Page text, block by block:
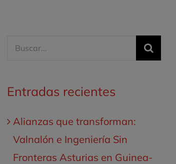
Buscar:
Entradas recientes
Alianzas que transforman:
Valnalón e Ingeniería Sin
Fronteras Asturias en Guinea-